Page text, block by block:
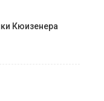
Кюизенера